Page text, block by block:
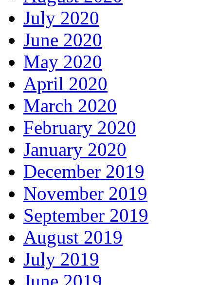
July 2020
June 2020
May 2020
April 2020
March 2020
February 2020
January 2020
December 2019
November 2019
September 2019
August 2019
July 2019